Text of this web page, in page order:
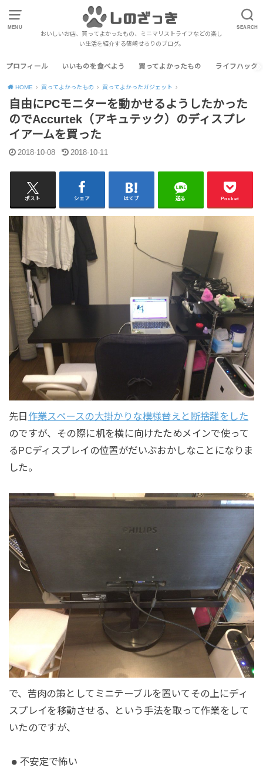
MENU SEARCH
おいしいお店、買ってよかったもの、ミニマリストライフなどの楽し
い生活を紹介する篠崎せろりのブログ。
プロフィール いいものを食べよう 買ってよかったもの ライフハック
HOME 買ってよかったもの 買ってよかったガジェット
自由にPCモニターを動かせるようしたかった
のでAccurtek（アキュテック）のディスプレ
イアームを買った
2018-10-08 2018-10-11
ポスト シェア はてブ 送る Pocket
先日 作業スペースの大掛かりな模様替えと断捨離をした
のですが、その際に机を横に向けたためメインで使って
るPCディスプレイの位置がだいぶおかしなことになりま
した。
で、苦肉の策としてミニテーブルを置いてその上にディ
スプレイを移動させる、という手法を取って作業をして
いたのですが、
不安定で怖い